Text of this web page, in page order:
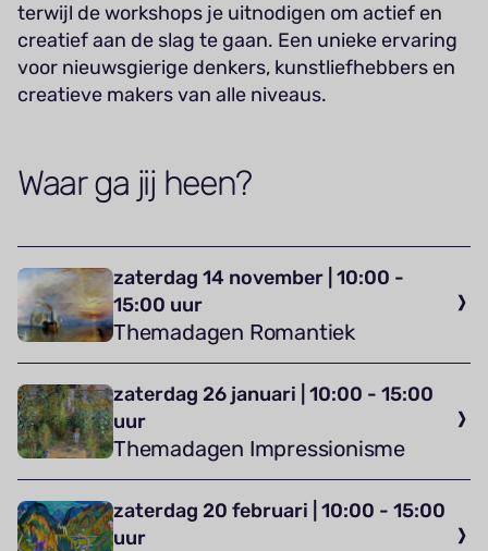
terwijl de workshops je uitnodigen om actief en
creatief aan de slag te gaan. Een unieke ervaring
voor nieuwsgierige denkers, kunstliefhebbers en
creatieve makers van alle niveaus.
Waar ga jij heen?
zaterdag 14 november | 10:00 -
15:00 uur
Themadagen Romantiek
zaterdag 26 januari | 10:00 - 15:00
uur
Themadagen Impressionisme
zaterdag 20 februari | 10:00 - 15:00
uur